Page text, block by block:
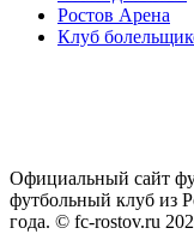
Ростов Арена
Клуб
Официальный сайт
футбольный клуб из
года. © fc-rostov.ru